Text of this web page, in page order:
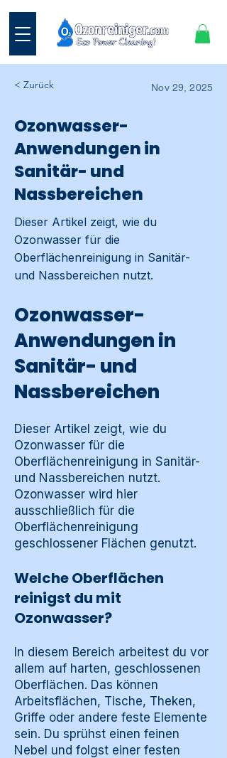
< Zurück Nov 29, 2025
Ozonwasser-
Anwendungen in
Sanitär- und
Nassbereichen
Dieser Artikel zeigt, wie du
Ozonwasser für die
Oberflächenreinigung in Sanitär-
und Nassbereichen nutzt.
Ozonwasser-
Anwendungen in
Sanitär- und
Nassbereichen
Dieser Artikel zeigt, wie du
Ozonwasser für die
Oberflächenreinigung in Sanitär-
und Nassbereichen nutzt.
Ozonwasser wird hier
ausschließlich für die
Oberflächenreinigung
geschlossener Flächen genutzt.
Welche Oberflächen
reinigst du mit
Ozonwasser?
In diesem Bereich arbeitest du vor
allem auf harten, geschlossenen
Oberflächen. Das können
Arbeitsflächen, Tische, Theken,
Griffe oder andere feste Elemente
sein. Du sprühst einen feinen
Nebel und folgst einer festen